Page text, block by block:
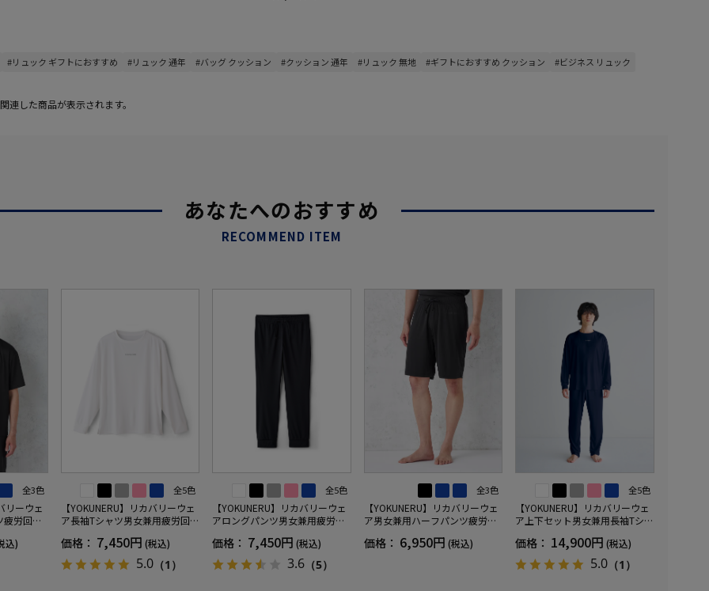
#リュック ギフトにおすすめ #リュック 通年 #バッグ クッション #クッション 通年 #リュック 無地 #ギフトにおすすめ クッション #ビジネス リュック
した商品が表示されます。
あなたへのおすすめ
RECOMMEND ITEM
全3色
リーウェ
労回復
～LLサイ
込)
全5色
【YOKUNERU】リカバリーウェ
ア長袖Tシャツ男女兼用疲労回復
(R)【一般医療機器】SS～LLサイ
ズ
価格： 7,450円 (税込)
5.0（1）
全5色
【YOKUNERU】リカバリーウェ
アロングパンツ男女兼用疲労回
IX(R)【一般医療機器】SS～LLサ
イズ
価格： 7,450円 (税込)
3.6 （5）
全3色
【YOKUNERU】リカバリーウェ
ア男女兼用ハーフパンツ疲労回
IX(R)【一般医療機器】SS～LLサ
価格： 6,950円 (税込)
全5色
【YOKUNERU】リカバリーウェ
ア上下セット男女兼用長袖Tシャ
進遠赤外線快眠NANOMIX(R)【一
般医療機器】SS～LLサイズ
価格： 14,900円 (税込)
5.0 （1）